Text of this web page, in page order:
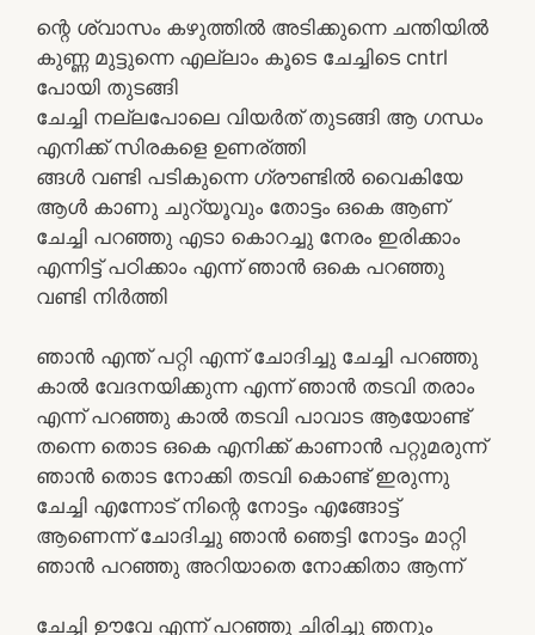
ന്റെ ശ്വാസം കഴുത്തിൽ അടിക്കുന്നെ ചന്തിയിൽ
കുണ്ണ മുട്ടുന്നെ എല്ലാം കൂടെ ചേച്ചിടെ cntrl
പോയി തുടങ്ങി
ചേച്ചി നല്ലപോലെ വിയർത് തുടങ്ങി ആ ഗന്ധം
എനിക്ക് സിരകളെ ഉണര്ത്തി
ങ്ങൾ വണ്ടി പടികുന്നെ ഗ്രൗണ്ടിൽ വൈകിയേ
ആൾ കാണു ചുറ്യൂവും തോട്ടം ഒകെ ആണ്
ചേച്ചി പറഞ്ഞു എടാ കൊറച്ചു നേരം ഇരിക്കാം
എന്നിട്ട് പഠിക്കാം എന്ന് ഞാൻ ഒകെ പറഞ്ഞു
വണ്ടി നിർത്തി
ഞാൻ എന്ത് പറ്റി എന്ന് ചോദിച്ചു ചേച്ചി പറഞ്ഞു
കാൽ വേദനയിക്കുന്ന എന്ന് ഞാൻ തടവി തരാം
എന്ന് പറഞ്ഞു കാൽ തടവി പാവാട ആയോണ്ട്
തന്നെ തൊട ഒകെ എനിക്ക് കാണാൻ പറ്റുമരുന്ന്
ഞാൻ തൊട നോക്കി തടവി കൊണ്ട് ഇരുന്നു
ചേച്ചി എന്നോട് നിന്റെ നോട്ടം എങ്ങോട്ട്
ആണെന്ന് ചോദിച്ചു ഞാൻ ഞെട്ടി നോട്ടം മാറ്റി
ഞാൻ പറഞ്ഞു അറിയാതെ നോക്കിതാ ആന്ന്
ചേച്ചി ഊവേ എന്ന് പറഞ്ഞു ചിരിച്ചു ഞനും